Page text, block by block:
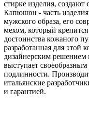
стирке изделия,
Капюшон - часть
мужского образа, его
мехом, который
достоинства кожаного
разработанная для этой
дизайнерским
выступает своеобразным
подлинности.
итальянские
и гарантией.